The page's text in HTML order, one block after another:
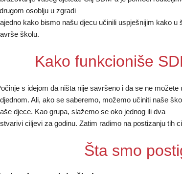
osoblju u zgradi
kako bismo našu djecu učinili uspješnijim kako u
školu.
Kako funkcioniše
s idejom da ništa nije savršeno i da se ne
Ali, ako se saberemo, možemo učiniti naše
djece. Kao grupa, slažemo se oko jednog ili dva
ciljevi za godinu. Zatim radimo na postizanju tih
Šta smo